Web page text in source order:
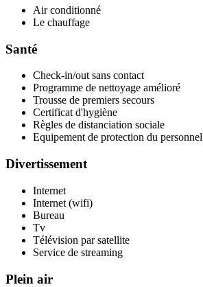
Air conditionné
Le chauffage
Santé
Check-in/out sans contact
Programme de nettoyage amélioré
Trousse de premiers secours
Certificat d'hygiène
Règles de distanciation sociale
Equipement de protection du personnel
Divertissement
Internet
Internet (wifi)
Bureau
Tv
Télévision par satellite
Service de streaming
Plein air